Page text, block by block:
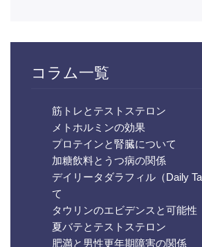
コラム一覧
筋トレとテストステロン
メトホルミンの効果
プロテインと腎臓について
加糖飲料とうつ病の関係
デイリータダラフィル（Daily
て
タウリンのエビデンスと可能性
夏バテとテストステロン
肥満と男性更年期障害の関係